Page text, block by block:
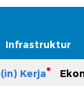
Infrastruktur
Kerja